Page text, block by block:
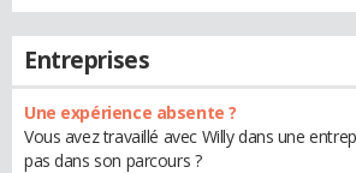
Entreprises
Une expérience absente ?
Vous avez travaillé avec Willy dans une
pas dans son parcours ?